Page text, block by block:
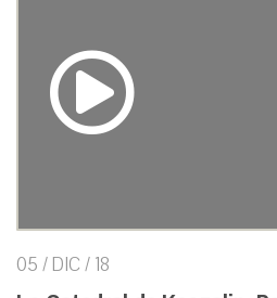
05 / DIC / 18